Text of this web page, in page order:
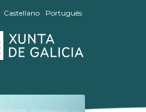
Castellano Português